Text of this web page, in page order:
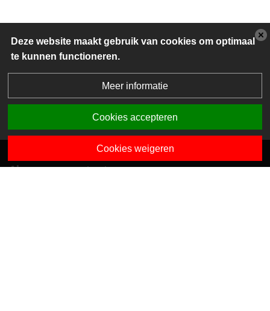
Algemene contactgegevens
Deze website maakt gebruik van cookies om optimaal
te kunnen functioneren.
Meer informatie
Cookies accepteren
Cookies weigeren